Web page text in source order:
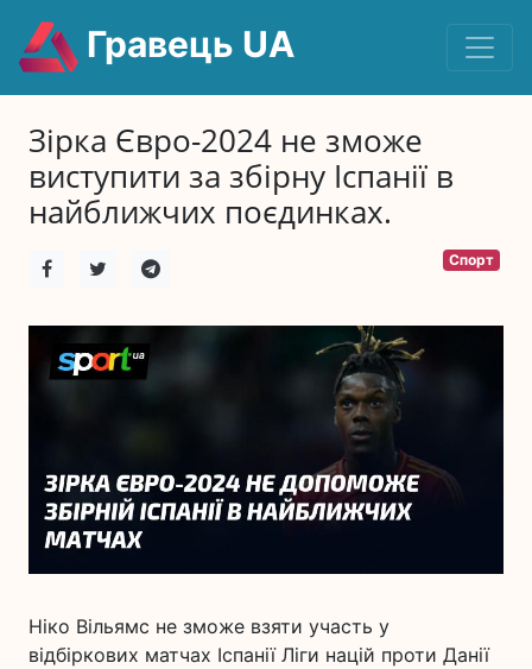
Гравець UA
Зірка Євро-2024 не зможе
виступити за збірну Іспанії в
найближчих поєдинках.
Спорт
Ніко Вільямс не зможе взяти участь у
відбіркових матчах Іспанії Ліги націй проти Данії